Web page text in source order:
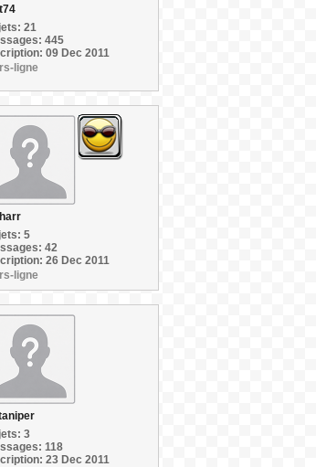
21
445
09 Dec 2011
ligne
5
42
26 Dec 2011
ligne
3
118
23 Dec 2011